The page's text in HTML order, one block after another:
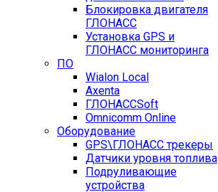
Блокировка двигателя
ГЛОНАСС
Установка GPS и
ГЛОНАСС мониторинга
ПО
Wialon Local
Axenta
ГЛОНАССSoft
Оmnicomm Оnline
Оборудование
GPS\ГЛОНАСС трекеры
Датчики уровня топлива
Подруливающие
устройства